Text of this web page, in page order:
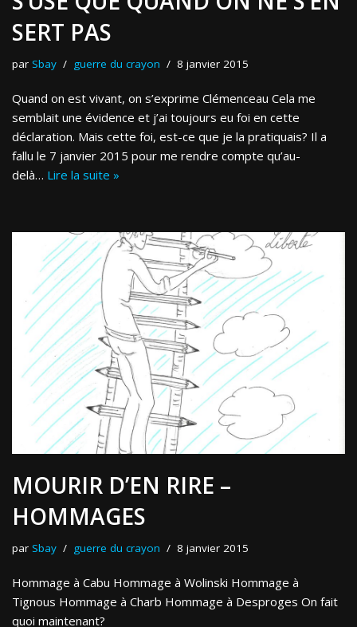
SERT PAS
par Sbay guerre du crayon 8 janvier 2015
Quand on est vivant, on s’exprime Clémenceau Cela me
semblait une évidence et j’ai toujours eu foi en cette
déclaration. Mais cette foi, est-ce que je la pratiquais? Il a
fallu le 7 janvier 2015 pour me rendre compte qu’au-
delà… Lire la suite »
MOURIR D’EN RIRE –
HOMMAGES
par Sbay guerre du crayon 8 janvier 2015
Hommage à Cabu Hommage à Wolinski Hommage à
Tignous Hommage à Charb Hommage à Desproges On fait
quoi maintenant?